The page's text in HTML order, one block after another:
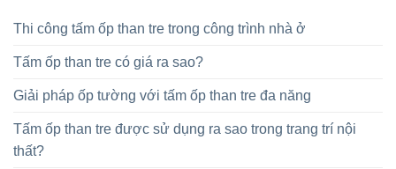
Thi công tấm ốp than tre trong công trình nhà ở
Tấm ốp than tre có giá ra sao?
Giải pháp ốp tường với tấm ốp than tre đa năng
Tấm ốp than tre được sử dụng ra sao trong trang trí nội
thất?